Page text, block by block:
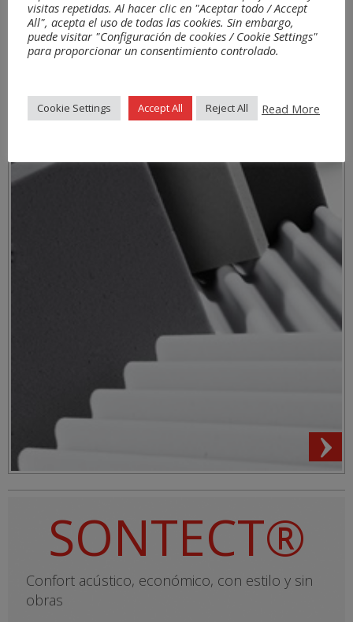
Materiales
SONTECT®
Confort acústico, económico, con estilo y sin
obras
visitas repetidas. Al hacer clic en "Aceptar todo / Accept
All", acepta el uso de todas las cookies. Sin embargo,
puede visitar "Configuración de cookies / Cookie Settings"
para proporcionar un consentimiento controlado.
Cookie Settings Accept All Reject All Read More